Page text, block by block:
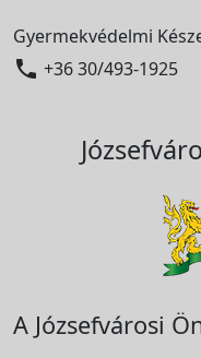
Gyermekvédelmi
 +36 30/493-1925
A Józsefvárosi